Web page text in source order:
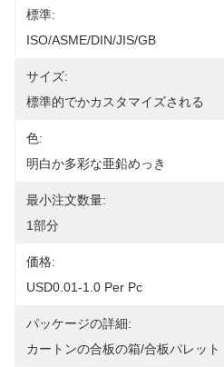
標準:
ISO/ASME/DIN/JIS/GB
サイズ:
標準的でかカスタマイズされる
色:
明白か多彩な亜鉛めっき
最小注文数量:
1部分
価格:
USD0.01-1.0 Per Pc
パッケージの詳細:
カートンの合板の箱/合板パレット